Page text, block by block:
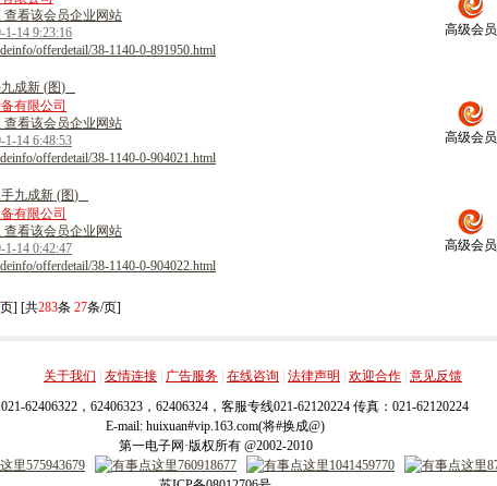
看该会员企业网站
14 9:23:16
offerdetail/38-1140-0-891950.html
高级会员
九成新 (图)
有限公司
看该会员企业网站
14 6:48:53
offerdetail/38-1140-0-904021.html
高级会员
手九成新 (图)
有限公司
看该会员企业网站
14 0:42:47
offerdetail/38-1140-0-904022.html
高级会员
页] [共283条 27条/页]
关于我们
友情连接 广告服务 在线咨询 法律声明 欢迎合作 意见反馈
62406322，62406323，62406324，客服专线021-62120224 传真：021-62120224
E-mail: huixuan#vip.163.com(将#换成@)
第一电子网·版权所有 @2002-2010